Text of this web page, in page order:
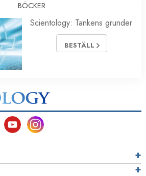
BÖCKER
Scientology: Tankens grunder
BESTÄLL